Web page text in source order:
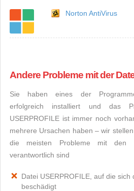
Norton AntiVirus
Andere Probleme mit der
Sie haben eines der
erfolgreich installiert und das
USERPROFILE ist immer noch
mehrere Ursachen haben – wir
die meisten Probleme mit den
verantwortlich sind
Datei USERPROFILE, auf die
beschädigt